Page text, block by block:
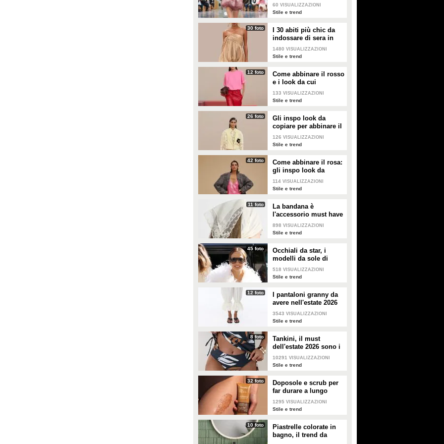
2026 sono quelle a
palloncino
60 VISUALIZZAZIONI
Stile e trend
30 foto
I 30 abiti più chic da
indossare di sera in
estate
1480 VISUALIZZAZIONI
Stile e trend
12 foto
Come abbinare il rosso
e i look da cui
prendere ispirazione
133 VISUALIZZAZIONI
Stile e trend
26 foto
Gli inspo look da
copiare per abbinare il
giallo
126 VISUALIZZAZIONI
Stile e trend
42 foto
Come abbinare il rosa:
gli inspo look da
copiare
114 VISUALIZZAZIONI
Stile e trend
11 foto
La bandana è
l'accessorio must have
dell'estate 2026: i
modelli di tendenza
898 VISUALIZZAZIONI
Stile e trend
45 foto
Occhiali da star, i
modelli da sole di
tendenza per l'estate
2026
518 VISUALIZZAZIONI
Stile e trend
12 foto
I pantaloni granny da
avere nell'estate 2026
3543 VISUALIZZAZIONI
Stile e trend
8 foto
Tankini, il must
dell'estate 2026 sono i
costumi con la canotta
10291 VISUALIZZAZIONI
Stile e trend
32 foto
Doposole e scrub per
far durare a lungo
l'abbronzatura in estate
1295 VISUALIZZAZIONI
Stile e trend
10 foto
Piastrelle colorate in
bagno, il trend da
capelli extra lisci effetto liquid
hair.